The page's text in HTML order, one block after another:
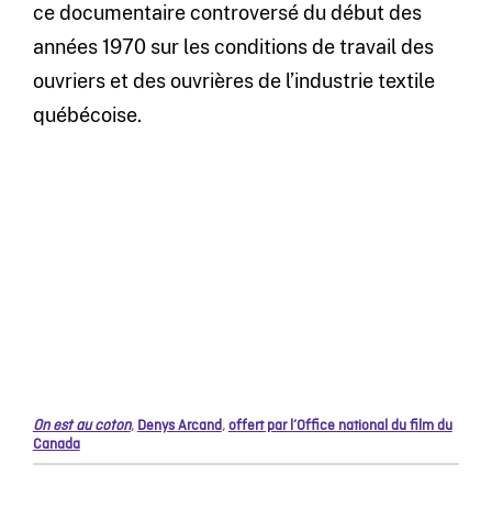
ce documentaire controversé du début des
années 1970 sur les conditions de travail des
ouvriers et des ouvrières de l’industrie textile
québécoise.
On est au coton, Denys Arcand,offert par l’Office national du film du
Canada